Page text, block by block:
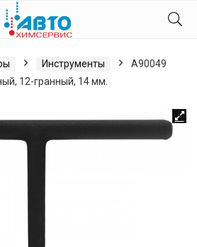
Инструменты
A90049
12-гранный, 14 мм.